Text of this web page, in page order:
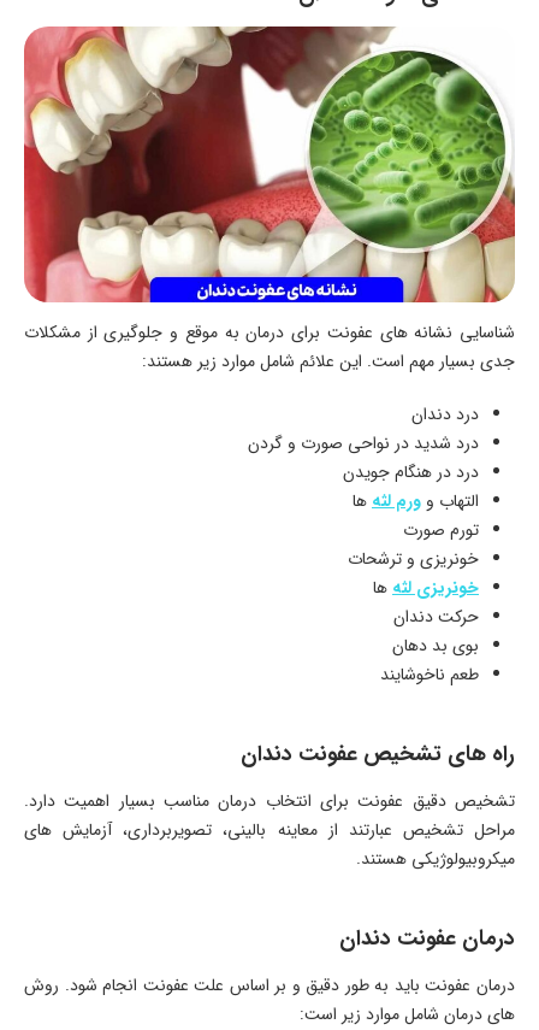
شناسایی نشانه های عفونت برای درمان به موقع و جلوگیری از مشکلات
جدی بسیار مهم است. این علائم شامل موارد زیر هستند:
درد دندان
درد شدید در نواحی صورت و گردن
درد در هنگام جویدن
التهاب و ورم لثهها
تورم صورت
خونریزی و ترشحات
خونریزی لثهها
حرکت دندان
بوی بد دهان
طعم ناخوشایند
راه های تشخیص عفونت دندان
تشخیص دقیق عفونت برای انتخاب درمان مناسب بسیار اهمیت دارد.
مراحل تشخیص عبارتند از معاینه بالینی، تصویربرداری، آزمایش های
میکروبیولوژیکی هستند.
درمان عفونت دندان
درمان عفونت باید به طور دقیق و بر اساس علت عفونت انجام شود. روش
های درمان شامل موارد زیر است: